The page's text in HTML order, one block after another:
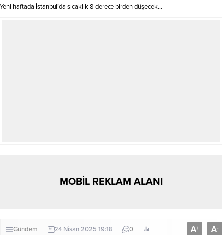
Yeni haftada İstanbul’da sıcaklık 8 derece birden düşecek…
MOBİL REKLAM ALANI
Gündem 24 Nisan 2025 19:18 0 A+ A-